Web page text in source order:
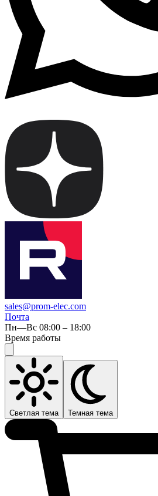
sales@prom-elec.com
Почта
Пн—Вс 08:00 – 18:00
Время работы
Светлая тема Темная тема